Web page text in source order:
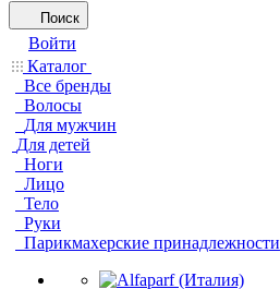
Поиск
Войти
Каталог
Все бренды
Волосы
Для мужчин
Для детей
Ноги
Лицо
Тело
Руки
Парикмахерские принадлежности